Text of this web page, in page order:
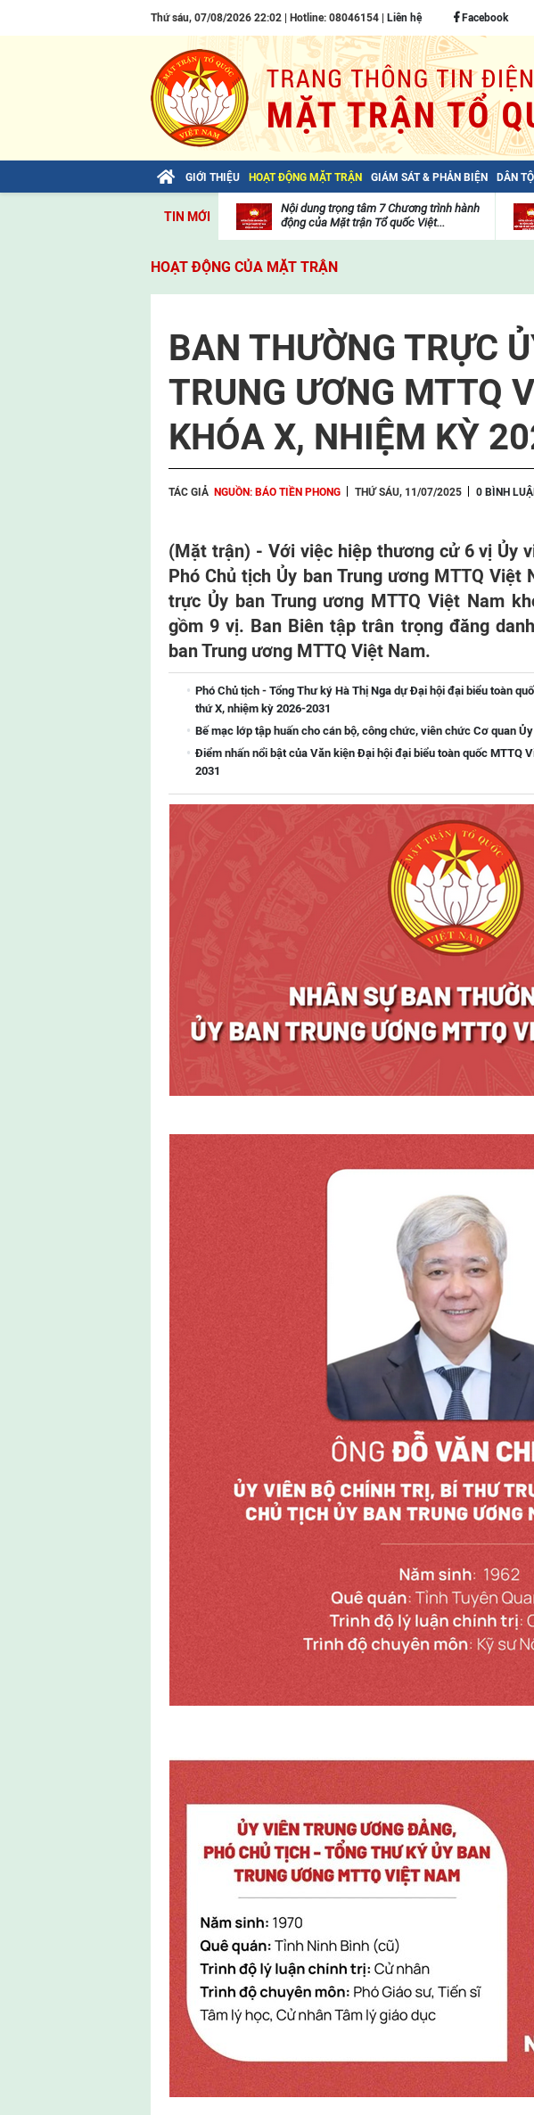
Thứ sáu, 07/08/2026 22:02 | Hotline: 08046154 | Liên hệ Facebook
GIỚI THIỆU HOẠT ĐỘNG MẶT TRẬN GIÁM SÁT & PHẢN BIỆN DÂN
TIN MỚI
Bài viết của Tổng Bí thư Tô Lâm: TIẾN
viện
Nội dung trọng tâm 7 Chương trình hành
động của Mặt trận Tổ quốc Việt...
HOẠT ĐỘNG CỦA MẶT TRẬN
BAN THƯỜNG TRỰC
TRUNG ƯƠNG MTTQ
KHÓA X, NHIỆM KỲ
TÁC GIẢ NGUỒN: BÁO TIỀN PHONG THỨ SÁU, 11/07/2025 0 BÌNH
(Mặt trận) - Với việc hiệp thương cử 6 vị Ủy
Phó Chủ tịch Ủy ban Trung ương MTTQ Việt
trực Ủy ban Trung ương MTTQ Việt Nam
gồm 9 vị. Ban Biên tập trân trọng đăng
ban Trung ương MTTQ Việt Nam.
Phó Chủ tịch - Tổng Thư ký Hà Thị Nga dự Đại hội đại biểu toàn
thứ X, nhiệm kỳ 2026-2031
Bế mạc lớp tập huấn cho cán bộ, công chức, viên chức Cơ quan
Điểm nhấn nổi bật của Văn kiện Đại hội đại biểu toàn quốc MTTQ
2031